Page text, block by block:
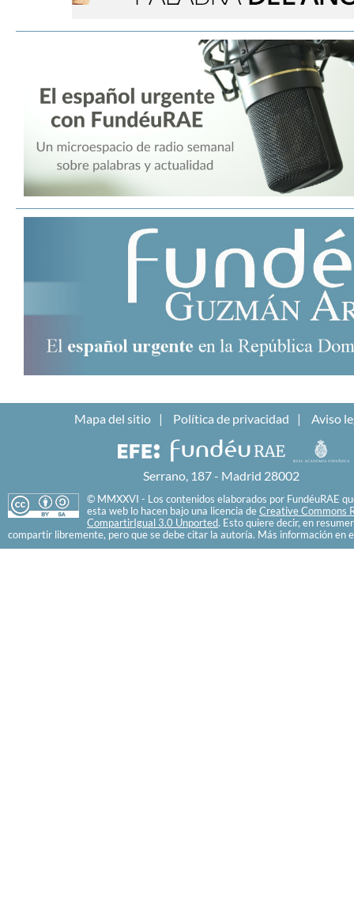
Mapa del sitio Política de privacidad Aviso
Serrano, 187 - Madrid 28002
© MMXXVI - Los contenidos elaborados por FundéuRAE
esta web lo hacen bajo una licencia de Creative Commons
CompartirIgual 3.0 Unported. Esto quiere decir, en
compartir libremente, pero que se debe citar la autoría. Más información en